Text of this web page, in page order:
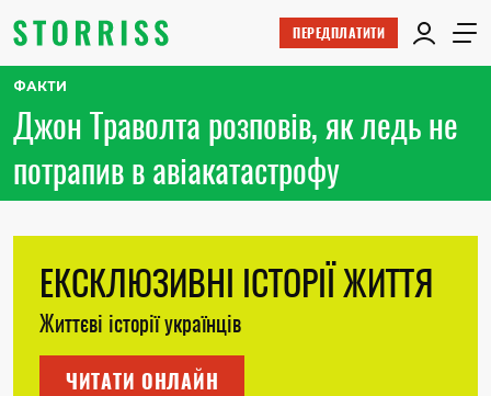
ПЕРЕДПЛАТИТИ
ФАКТИ
Джон Траволта розповів, як ледь не
потрапив в авіакатастрофу
ЕКСКЛЮЗИВНІ ІСТОРІЇ ЖИТТЯ
Життєві історії українців
ЧИТАТИ ОНЛАЙН